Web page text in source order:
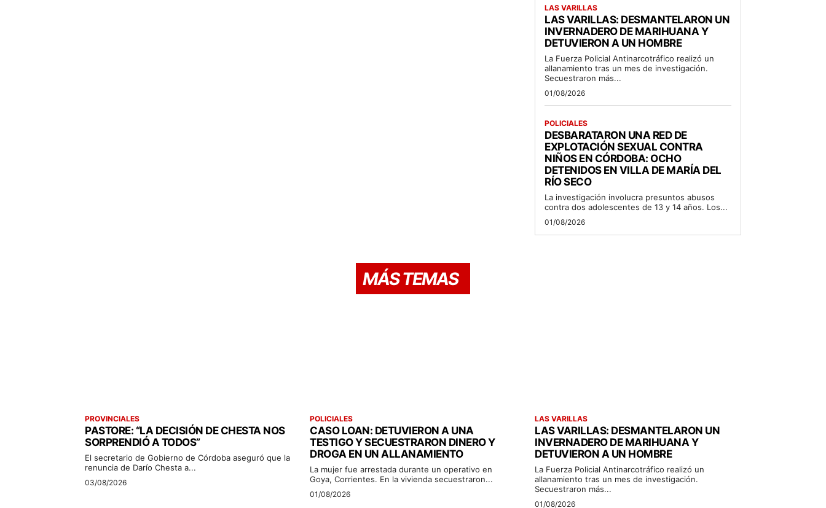
LAS VARILLAS
LAS VARILLAS: DESMANTELARON UN
INVERNADERO DE MARIHUANA Y
DETUVIERON A UN HOMBRE
La Fuerza Policial Antinarcotráfico realizó un
allanamiento tras un mes de investigación.
Secuestraron más...
01/08/2026
POLICIALES
DESBARATARON UNA RED DE
EXPLOTACIÓN SEXUAL CONTRA
NIÑOS EN CÓRDOBA: OCHO
DETENIDOS EN VILLA DE MARÍA DEL
RÍO SECO
La investigación involucra presuntos abusos
contra dos adolescentes de 13 y 14 años. Los...
01/08/2026
MÁS TEMAS
PROVINCIALES
PASTORE: “LA DECISIÓN DE CHESTA NOS
SORPRENDIÓ A TODOS”
El secretario de Gobierno de Córdoba aseguró que la
renuncia de Darío Chesta a...
03/08/2026
POLICIALES
CASO LOAN: DETUVIERON A UNA
TESTIGO Y SECUESTRARON DINERO Y
DROGA EN UN ALLANAMIENTO
La mujer fue arrestada durante un operativo en
Goya, Corrientes. En la vivienda secuestraron...
01/08/2026
LAS VARILLAS
LAS VARILLAS: DESMANTELARON UN
INVERNADERO DE MARIHUANA Y
DETUVIERON A UN HOMBRE
La Fuerza Policial Antinarcotráfico realizó un
allanamiento tras un mes de investigación.
Secuestraron más...
01/08/2026